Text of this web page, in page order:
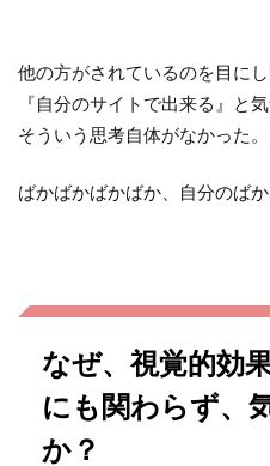
他の方がされているのを目にし
『自分のサイトで出来る』と
そういう思考自体がなかった
ばかばかばかばか、自分のばか
なぜ、視覚的効
にも関わらず、
か？